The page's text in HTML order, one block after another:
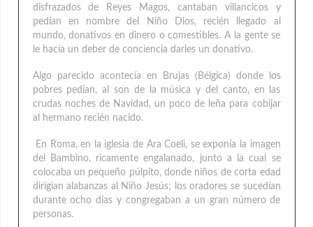
disfrazados de Reyes Magos, cantaban villancicos y
pedían en nombre del Niño Dios, recién llegado al
mundo, donativos en dinero o comestibles. A la gente se
le hacía un deber de conciencia darles un donativo.
Algo parecido acontecía en Brujas (Bélgica) donde los
pobres pedían, al son de la música y del canto, en las
crudas noches de Navidad, un poco de leña para cobijar
al hermano recién nacido.
En Roma, en la iglesia de Ara Coeli, se exponía la imagen
del Bambino, ricamente engalanado, junto a la cual se
colocaba un pequeño púlpito, donde niños de corta edad
dirigían alabanzas al Niño Jesús; los oradores se sucedían
durante ocho días y congregaban a un gran número de
personas.